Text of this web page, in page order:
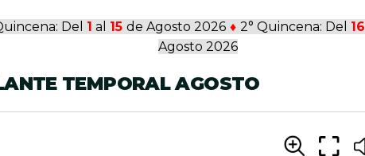
Del 1 al 15 de Agosto 2026♦ 2° Quincena: Del 16
Agosto 2026
TEMPORALAGOSTO